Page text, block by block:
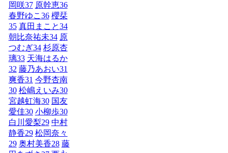
岡咲37 原幹恵36
春野ゆこ 36 櫻栞
35 真田まこと34
朝比奈祐未34 原
つむぎ34 杉原杏
璃33 天海はるか
32 藤乃あおい31
爽香31 今野杏南
30 松嶋えいみ30
宮越虹海30 国友
愛佳30 小柳歩30
白川愛梨29 中村
静香29 松岡奈々
29 奥村美香28 藤